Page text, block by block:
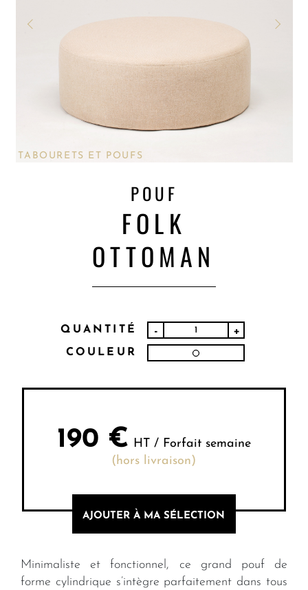
TABOURETS ET POUFS
POUF
FOLK
OTTOMAN
QUANTITÉ - +
COULEUR
190 € HT / Forfait semaine
(hors livraison)
AJOUTER À MA SÉLECTION
Minimaliste et fonctionnel, ce grand pouf de
forme cylindrique s’intègre parfaitement dans tous